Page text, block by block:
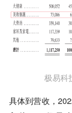
极易科
具体到营收，